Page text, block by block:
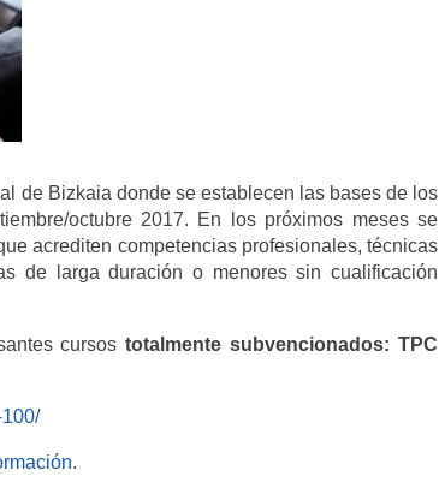
de Bizkaia donde se establecen las bases de los
octubre 2017. En los próximos meses se
acrediten competencias profesionales, técnicas
de larga duración o menores sin cualificación
cursostotalmente subvencionados: TPC
.